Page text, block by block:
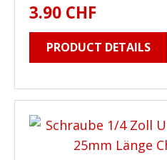
3.90 CHF
PRODUCT DETAILS